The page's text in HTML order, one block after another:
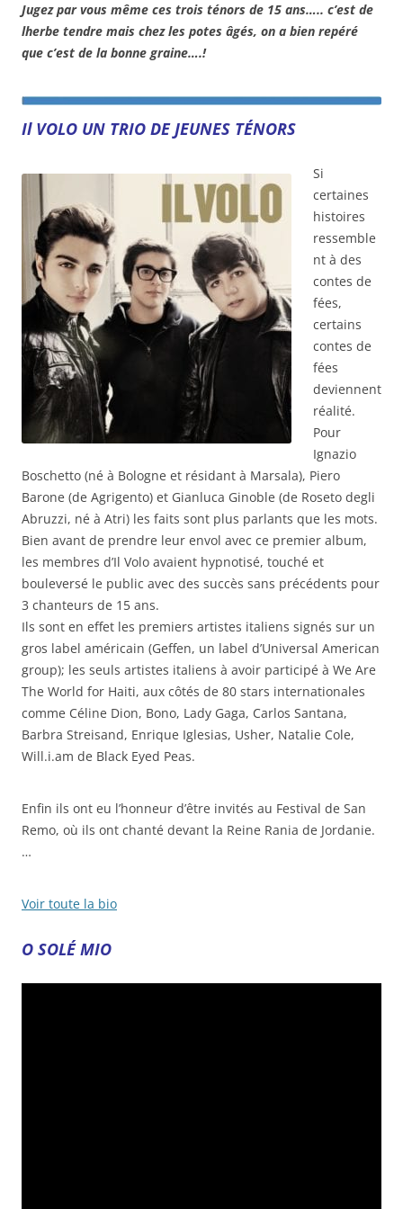
Jugez par vous même ces trois ténors de 15 ans….. c’est de
lherbe tendre mais chez les potes âgés, on a bien repéré
que c’est de la bonne graine….!
Il VOLO UN TRIO DE JEUNES TÉNORS
Si
certaines
histoires
ressemble
nt à des
contes de
fées,
certains
contes de
fées
deviennent
réalité.
Pour
Ignazio
Boschetto (né à Bologne et résidant à Marsala), Piero
Barone (de Agrigento) et Gianluca Ginoble (de Roseto degli
Abruzzi, né à Atri) les faits sont plus parlants que les mots.
Bien avant de prendre leur envol avec ce premier album,
les membres d’Il Volo avaient hypnotisé, touché et
bouleversé le public avec des succès sans précédents pour
3 chanteurs de 15 ans.
Ils sont en effet les premiers artistes italiens signés sur un
gros label américain (Geffen, un label d’Universal American
group); les seuls artistes italiens à avoir participé à We Are
The World for Haiti, aux côtés de 80 stars internationales
comme Céline Dion, Bono, Lady Gaga, Carlos Santana,
Barbra Streisand, Enrique Iglesias, Usher, Natalie Cole,
Will.i.am de Black Eyed Peas.
Enfin ils ont eu l’honneur d’être invités au Festival de San
Remo, où ils ont chanté devant la Reine Rania de Jordanie.
…
Voir toute la bio
O SOLÉ MIO